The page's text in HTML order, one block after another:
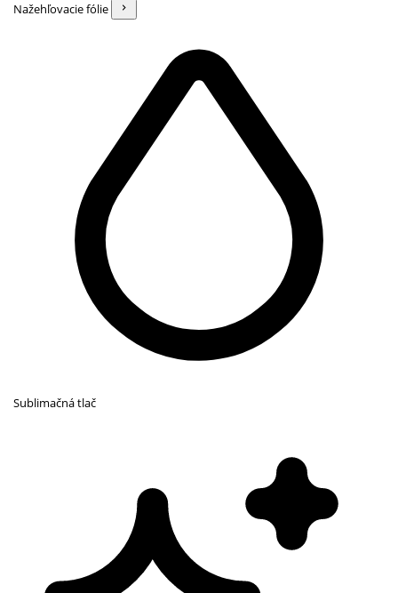
Nažehľovacie fólie
Sublimačná tlač